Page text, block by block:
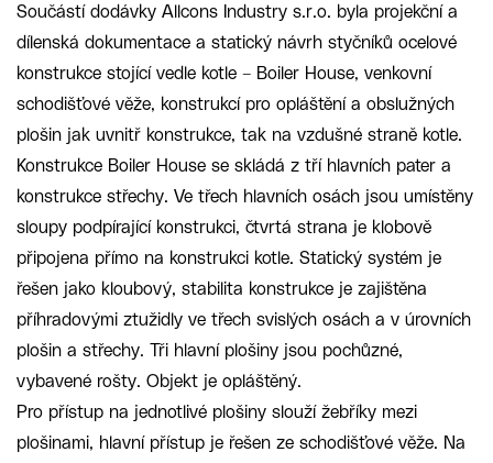
Součástí dodávky Allcons Industry s.r.o. byla projekční a
dílenská dokumentace a statický návrh styčníků ocelové
konstrukce stojící vedle kotle – Boiler House, venkovní
schodišťové věže, konstrukcí pro opláštění a obslužných
plošin jak uvnitř konstrukce, tak na vzdušné straně kotle.
Konstrukce Boiler House se skládá z tří hlavních pater a
konstrukce střechy. Ve třech hlavních osách jsou umístěny
sloupy podpírající konstrukci, čtvrtá strana je klobově
připojena přímo na konstrukci kotle. Statický systém je
řešen jako kloubový, stabilita konstrukce je zajištěna
příhradovými ztužidly ve třech svislých osách a v úrovních
plošin a střechy. Tři hlavní plošiny jsou pochůzné,
vybavené rošty. Objekt je opláštěný.
Pro přístup na jednotlivé plošiny slouží žebříky mezi
plošinami, hlavní přístup je řešen ze schodišťové věže. Na